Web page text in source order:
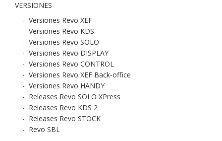
VERSIONES
- Versiones Revo XEF
- Versiones Revo KDS
- Versiones Revo SOLO
- Versiones Revo DISPLAY
- Versiones Revo CONTROL
- Versiones Revo XEF Back-office
- Versiones Revo HANDY
- Releases Revo SOLO XPress
- Releases Revo KDS 2
- Releases Revo STOCK
- Revo SBL